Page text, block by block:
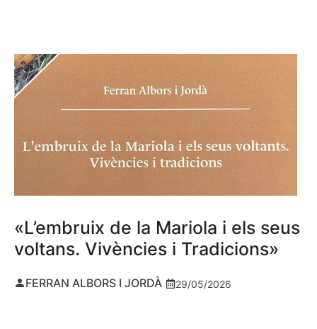
«L’embruix de la Mariola i els seus
voltans. Vivències i Tradicions»
FERRAN ALBORS I JORDÀ 29/05/2026